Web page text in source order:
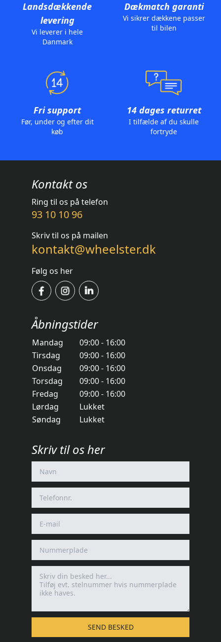
Landsdækkende
levering
Vi leverer i hele
Danmark
Dækmatch garanti
Vi sikrer dækkene passer
til bilen
Fri support
Før, under og efter dit
køb
14 dages returret
I tilfælde af du skulle
fortryde
Kontakt os
Ring til os på telefon
93 10 10 96
Skriv til os på mailen
kontakt@wheelster.dk
Følg os her
Åbningstider
Mandag
09:00 - 16:00
Tirsdag
09:00 - 16:00
Onsdag
09:00 - 16:00
Torsdag
09:00 - 16:00
Fredag
09:00 - 16:00
Lørdag
Lukket
Søndag
Lukket
Skriv til os her
SEND BESKED